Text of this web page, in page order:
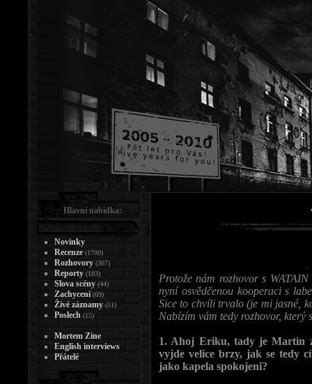
Protože nám rozhovor s
nyní osvědčenou kooperaci s
Sice to chvíli trvalo (je mi jasné,
Nabízím vám tedy rozhovor,
1. Ahoj Eriku, tady je Martin z
vyjde velice brzy, jak se tedy
jako kapela spokojeni?
Hlavní nabídka:
Novinky
Recenze (1700)
Rozhovory (367)
Reporty (183)
Slova scény (44)
Zachycení (69)
Živé záznamy (51)
Poslech (15)
Mortem Zine
English interviews
Přátelé